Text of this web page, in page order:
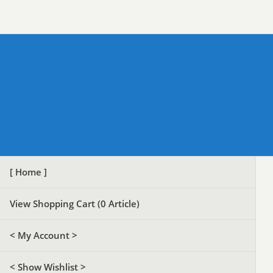
[ Home ]
View Shopping Cart (0 Article)
< My Account >
< Show Wishlist >